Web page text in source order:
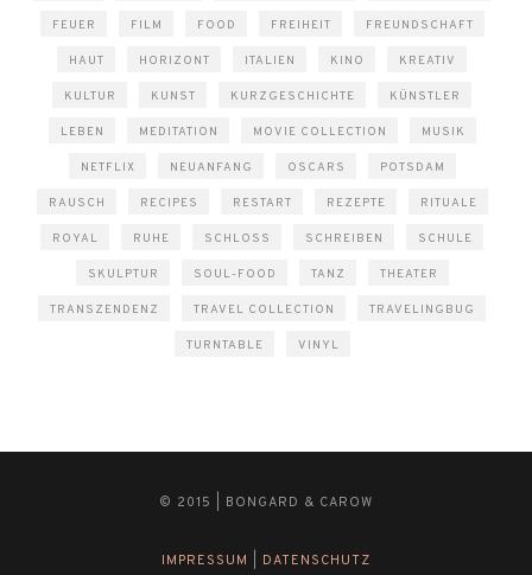
FEUER FILM FOOD FREIHEIT FREUNDSCHAFT
HAUT HORIZONT ITALIEN KINO KREATIV
KULTUR KUNST KURZGESCHICHTE KÜNSTLER
LEBEN MEDITATION MOVIE COLLECTION MUSIK
NETFLIX NEUANFANG OSCARS POTSDAM
RAUSCH RECIPES RESTART REZEPTE RITUALE
ROYAL RUHE SCHLOSS SCHREIBEN SCHULE
SKULPTUR SOUL-FOOD TANZ THEATER
TRANSZENDENZ TRAVEL COLLECTION TRAVELINGBUG
TURNTABLE VINYL
© 2015 | BONGARD & CAROW
IMPRESSUM DATENSCHUTZ